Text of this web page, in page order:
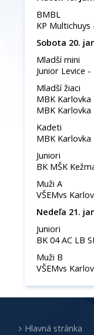
BMBL
KP Multichuys
Sobota 20.
Mladší mini
Junior Levice
Mladší žiaci
MBK Karlovka
MBK
Kadeti
MBK
Juniori
BK MŠK
Muži A
VŠEMvs
Nedeľa 21.
Juniori
BK 04 AC LB
Muži B
VŠEMvs
Hlavná stránka